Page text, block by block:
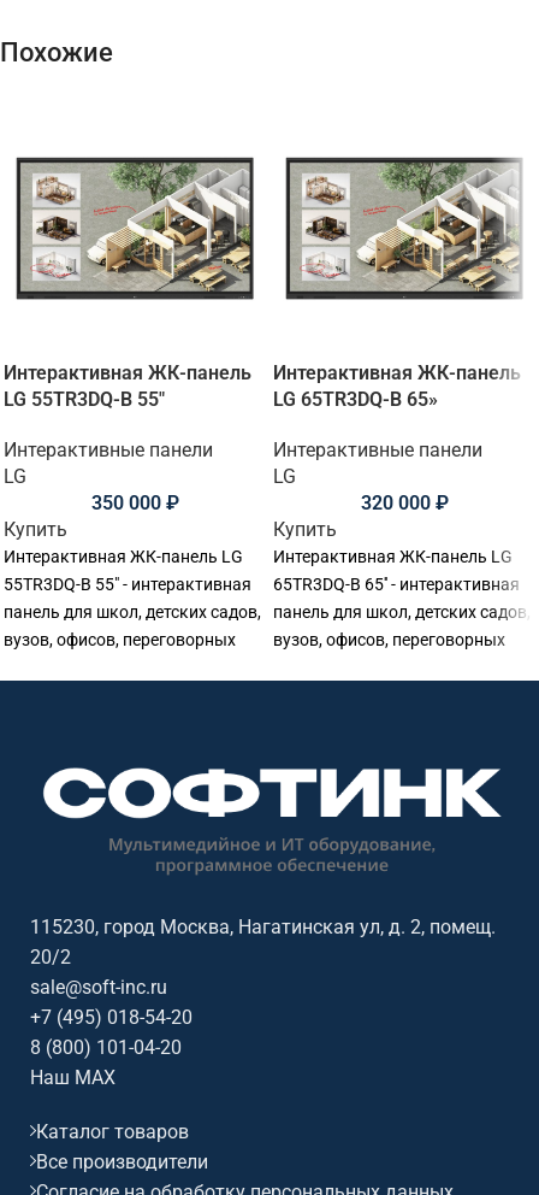
Похожие
Интерактивная ЖК-панель
LG 55TR3DQ-B 55"
Интерактивные панели
LG
350 000 ₽
Купить
Интерактивная ЖК-панель LG
55TR3DQ-B 55" - интерактивная
панель для школ, детских садов,
вузов, офисов, переговорных
(16:9), сенсор: 50 касаний,
яркость: 390, ос /
совместимость: Android.
Интерактивная ЖК-панель
LG 65TR3DQ-B 65»
Интерактивные панели
LG
320 000 ₽
Купить
Интерактивная ЖК-панель LG
65TR3DQ-B 65'' - интерактивная
панель для школ, детских садов,
вузов, офисов, переговорных
(16:9), сенсор: 50 касаний,
яркость: 390, ос /
совместимость: Android.
115230, город Москва, Нагатинская ул, д. 2, помещ.
20/2
sale@soft-inc.ru
+7 (495) 018-54-20
8 (800) 101-04-20
Наш MAX
Каталог товаров
Все производители